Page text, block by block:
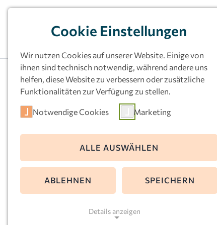
Kath.
ung Heilig Geist,
Cookie Einstellungen
Wir nutzen Cookies auf unserer Website. Einige von
ihnen sind technisch notwendig, während andere uns
helfen, diese Website zu verbessern oder zusätzliche
Funktionalitäten zur Verfügung zu stellen.
Notwendige Cookies Marketing
ALLE AUSWÄHLEN
ABLEHNEN SPEICHERN
Details anzeigen